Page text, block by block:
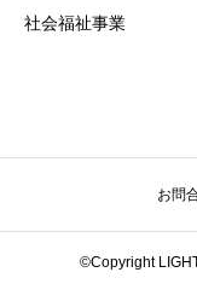
社会福祉事業
お問
©Copyright